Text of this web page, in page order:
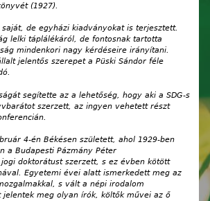
(1927).
saját, de egyházi kiadványokat is terjesztett.
lelki táplálékáról, de fontosnak tartotta
mindenkori nagy kérdéseire irányítani.
jelentős szerepet a Püski Sándor féle
segítette az a lehetőség, hogy aki a SDG-s
szerzett, az ingyen vehetett részt
4-én Békésen született, ahol 1929-ben
a Budapesti Pázmány Péter
doktorátust szerzett, s ez évben kötött
Egyetemi évei alatt ismerkedett meg az
s vált a népi irodalom
jelentek meg olyan írók, költők művei az ő